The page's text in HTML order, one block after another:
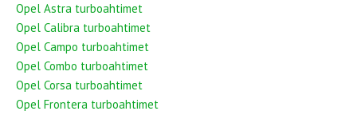
Opel Astra turboahtimet
Opel Calibra turboahtimet
Opel Campo turboahtimet
Opel Combo turboahtimet
Opel Corsa turboahtimet
Opel Frontera turboahtimet